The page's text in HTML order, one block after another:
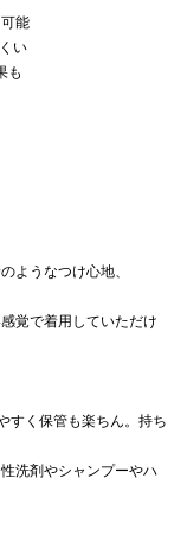
能
い
も
ようなつけ心地、
覚で着用していただけ
すく保管も楽ちん。持ち
洗剤やシャンプーやハ